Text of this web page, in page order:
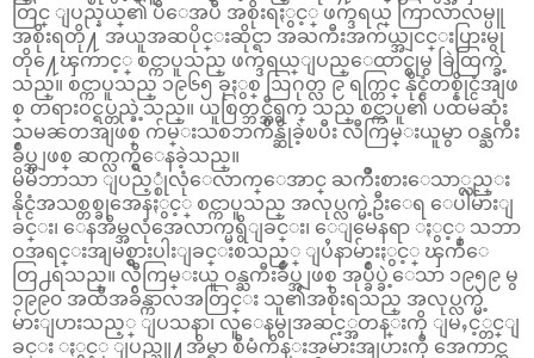
တြင္ ျပည္နယ္၏ ပီေအပီ အစိုးရႏွင့္ ဖက္ဒရယ္ ကြာလာလမ္ပူ
အစိုးရတို႔ အယူအဆပိုင္းဆိုင္ရာ အႀကီးအက်ယ္အျငင္းပြားမွု
တို႔ေၾကာင့္ စင္ကာပူသည္ ဖက္ဒရယ္ျပည္ေထာင္စုမွ ခြဲထြက္ခဲ့
သည္။ စင္ကာပူသည္ ၁၉၆၅ ခုႏွစ္ ဩဂုတ္လ ၉ ရက္တြင္ နိုင္ငံတစ္နိုင္ငံအျဖ
စ္ တရားဝင္ရပ္တည္ခဲ့သည္။ ယူစြတ္ဘင္အီရွက္ သည္ စင္ကာပူ၏ ပထမဆုံး
သမၼတအျဖစ္ က်မ္းသစၥာက်ိန္ဆိုခဲ့ၿပီး လီကြမ္းယူမွာ ဝန္ႀကီး
ခ်ဳပ္အျဖစ္ ဆက္လက္ရွိေနခဲ့သည္။
မိမိဘာသာ ျပည့္စုံလုံေလာက္ေအာင္ ႀကိဳးစားေသာ္လည္း
နိုင္ငံအသစ္တစ္ခုအေနႏွင့္ စင္ကာပူသည္ အလုပ္လက္မဲ့ဦးေရ ေပါမ်ားျ
ခင္း၊ ေနအိမ္အလုံအေလာက္မရွိျခင္း၊ ေျမေနရာ ႏွင့္ သဘာ
ဝအရင္းအျမစ္ရွားပါးျခင္းစသည့္ ျပႆနာမ်ားႏွင့္ ၾကဳံေ
တြ႕ရသည္။ လီကြမ္းယူ ဝန္ႀကီးခ်ဳပ္အျဖစ္ အုပ္ခ်ဳပ္ခဲ့ေသာ ၁၉၅၉ မွ
၁၉၉၀ အထိအခ်ိန္ကာလအတြင္း သူ၏အစိုးရသည္ အလုပ္လက္မဲ့
မ်ားျပားသည့္ ျပသနာ၊ လူေနမွုအဆင့္အတန္းကို ျမႇင့္တင္ျ
ခင္း ႏွင့္ ျပည္သူ႔အိမ္ရာ စီမံကိန္းအမ်ားအျပားကို အေကာင္အ